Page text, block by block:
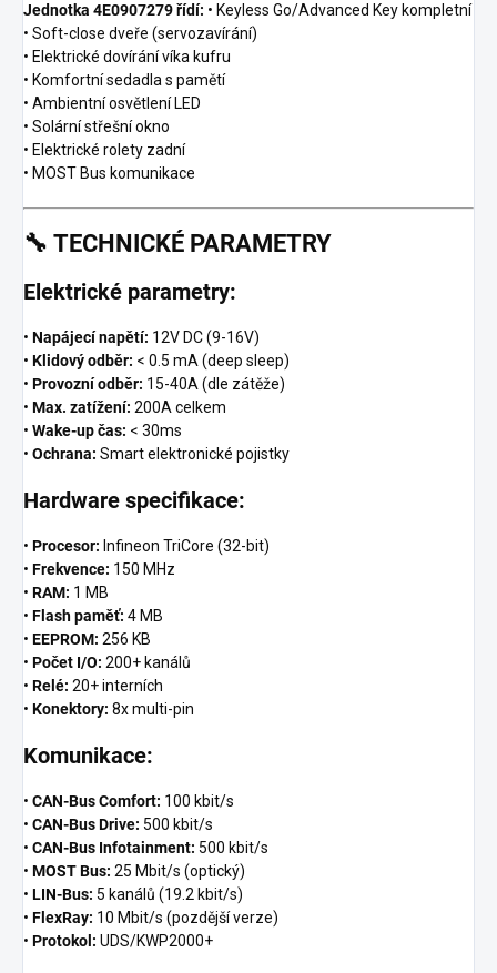
Jednotka 4E0907279 řídí: • Keyless Go/Advanced Key kompletní
• Soft-close dveře (servozavírání)
• Elektrické dovírání víka kufru
• Komfortní sedadla s pamětí
• Ambientní osvětlení LED
• Solární střešní okno
• Elektrické rolety zadní
• MOST Bus komunikace
🔧 TECHNICKÉ PARAMETRY
Elektrické parametry:
• Napájecí napětí: 12V DC (9-16V)
• Klidový odběr: < 0.5 mA (deep sleep)
• Provozní odběr: 15-40A (dle zátěže)
• Max. zatížení: 200A celkem
• Wake-up čas: < 30ms
• Ochrana: Smart elektronické pojistky
Hardware specifikace:
• Procesor: Infineon TriCore (32-bit)
• Frekvence: 150 MHz
• RAM: 1 MB
• Flash paměť: 4 MB
• EEPROM: 256 KB
• Počet I/O: 200+ kanálů
• Relé: 20+ interních
• Konektory: 8x multi-pin
Komunikace:
• CAN-Bus Comfort: 100 kbit/s
• CAN-Bus Drive: 500 kbit/s
• CAN-Bus Infotainment: 500 kbit/s
• MOST Bus: 25 Mbit/s (optický)
• LIN-Bus: 5 kanálů (19.2 kbit/s)
• FlexRay: 10 Mbit/s (pozdější verze)
• Protokol: UDS/KWP2000+